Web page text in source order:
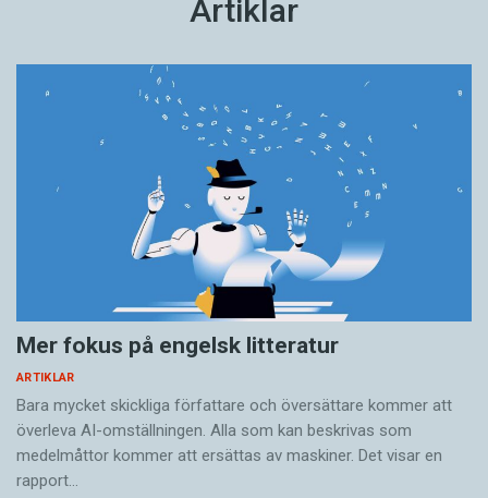
Artiklar
Mer fokus på engelsk litteratur
ARTIKLAR
Bara mycket skickliga författare och översättare ­kommer att
överleva AI-omställningen. Alla som kan beskrivas som
medelmåttor kommer att ersättas av maskiner. Det visar en
rapport…